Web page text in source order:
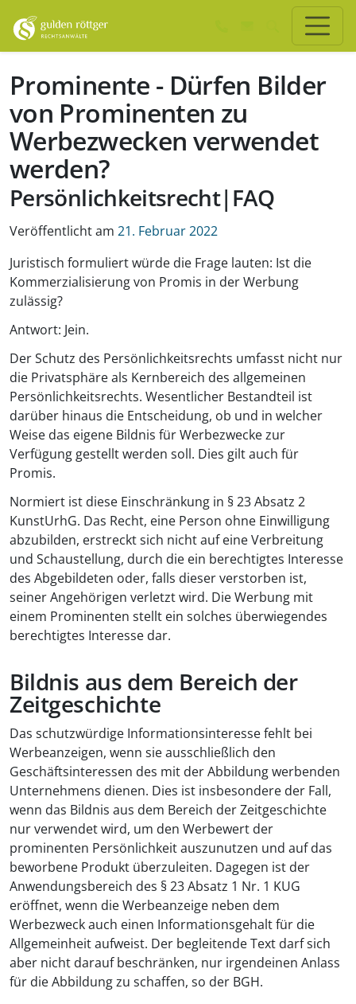
Prominente - Dürfen Bilder
von Prominenten zu
Werbezwecken verwendet
werden?
Persönlichkeitsrecht|FAQ
Veröffentlicht am 21. Februar 2022
Juristisch formuliert würde die Frage lauten: Ist die
Kommerzialisierung von Promis in der Werbung
zulässig?
Antwort: Jein.
Der Schutz des Persönlichkeitsrechts umfasst nicht nur
die Privatsphäre als Kernbereich des allgemeinen
Persönlichkeitsrechts. Wesentlicher Bestandteil ist
darüber hinaus die Entscheidung, ob und in welcher
Weise das eigene Bildnis für Werbezwecke zur
Verfügung gestellt werden soll. Dies gilt auch für
Promis.
Normiert ist diese Einschränkung in § 23 Absatz 2
KunstUrhG. Das Recht, eine Person ohne Einwilligung
abzubilden, erstreckt sich nicht auf eine Verbreitung
und Schaustellung, durch die ein berechtigtes Interesse
des Abgebildeten oder, falls dieser verstorben ist,
seiner Angehörigen verletzt wird. Die Werbung mit
einem Prominenten stellt ein solches überwiegendes
berechtigtes Interesse dar.
Bildnis aus dem Bereich der
Zeitgeschichte
Das schutzwürdige Informationsinteresse fehlt bei
Werbeanzeigen, wenn sie ausschließlich den
Geschäftsinteressen des mit der Abbildung werbenden
Unternehmens dienen. Dies ist insbesondere der Fall,
wenn das Bildnis aus dem Bereich der Zeitgeschichte
nur verwendet wird, um den Werbewert der
prominenten Persönlichkeit auszunutzen und auf das
beworbene Produkt überzuleiten. Dagegen ist der
Anwendungsbereich des § 23 Absatz 1 Nr. 1 KUG
eröffnet, wenn die Werbeanzeige neben dem
Werbezweck auch einen Informationsgehalt für die
Allgemeinheit aufweist. Der begleitende Text darf sich
aber nicht darauf beschränken, nur irgendeinen Anlass
für die Abbildung zu schaffen, so der BGH.